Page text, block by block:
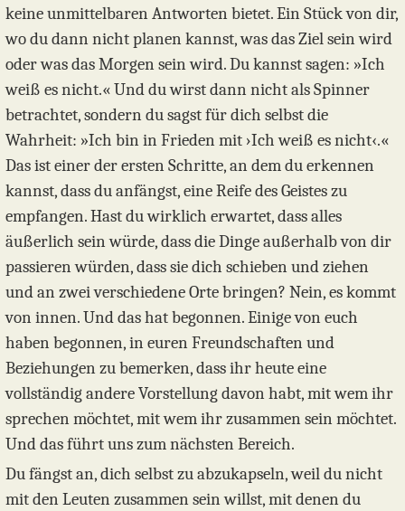
keine unmittelbaren Antworten bietet. Ein Stück von dir,
wo du dann nicht planen kannst, was das Ziel sein wird
oder was das Morgen sein wird. Du kannst sagen: »Ich
weiß es nicht.« Und du wirst dann nicht als Spinner
betrachtet, sondern du sagst für dich selbst die
Wahrheit: »Ich bin in Frieden mit ›Ich weiß es nicht‹.«
Das ist einer der ersten Schritte, an dem du erkennen
kannst, dass du anfängst, eine Reife des Geistes zu
empfangen. Hast du wirklich erwartet, dass alles
äußerlich sein würde, dass die Dinge außerhalb von dir
passieren würden, dass sie dich schieben und ziehen
und an zwei verschiedene Orte bringen? Nein, es kommt
von innen. Und das hat begonnen. Einige von euch
haben begonnen, in euren Freundschaften und
Beziehungen zu bemerken, dass ihr heute eine
vollständig andere Vorstellung davon habt, mit wem ihr
sprechen möchtet, mit wem ihr zusammen sein möchtet.
Und das führt uns zum nächsten Bereich.
Du fängst an, dich selbst zu abzukapseln, weil du nicht
mit den Leuten zusammen sein willst, mit denen du